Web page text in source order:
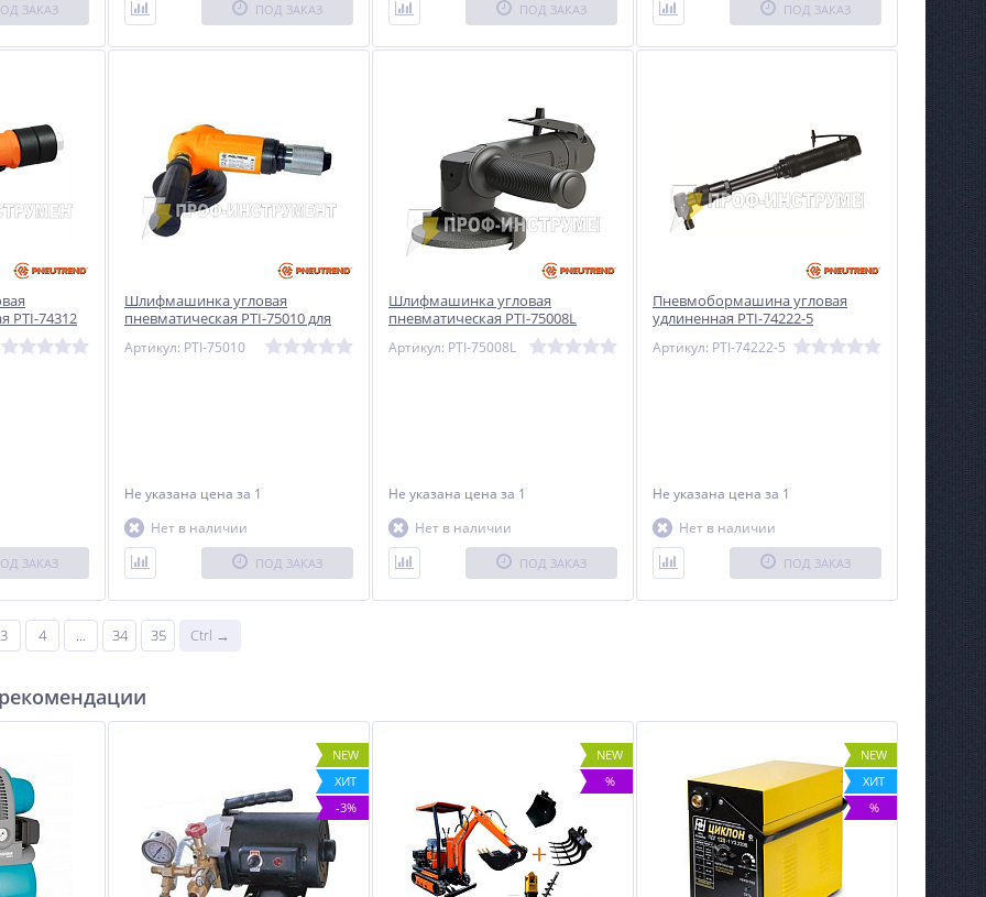
ЗАКАЗ ПОД ЗАКАЗ ПОД ЗАКАЗ ПОД ЗАКАЗ
PTI-74312
ЗАКАЗ
Шлифмашинка угловая
пневматическая PTI-75010 для
тяжелых условий эксплуатации
Артикул: PTI-75010
Не указана цена за 1
Нет в наличии
ПОД ЗАКАЗ
Шлифмашинка угловая
пневматическая PTI-75008L
Артикул: PTI-75008L
Не указана цена за 1
Нет в наличии
ПОД ЗАКАЗ
Пневмобормашина угловая
удлиненная PTI-74222-5
Артикул: PTI-74222-5
Не указана цена за 1
Нет в наличии
ПОД ЗАКАЗ
3 4 ... 34 35 Ctrl →
NEW
ХИТ
-3%
NEW
%
NEW
ХИТ
%